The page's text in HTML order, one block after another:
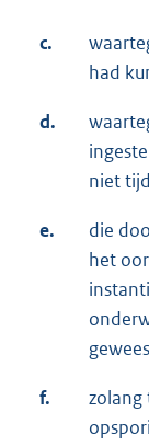
c.
had
d.
niet
e.
die
het
f.
zolang